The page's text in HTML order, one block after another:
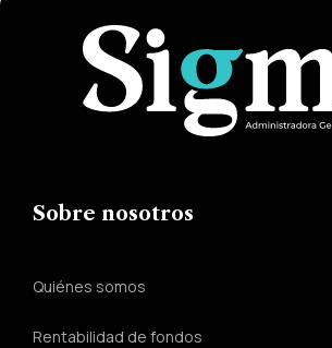
Sobre nosotros
Quiénes somos
Rentabilidad de fondos